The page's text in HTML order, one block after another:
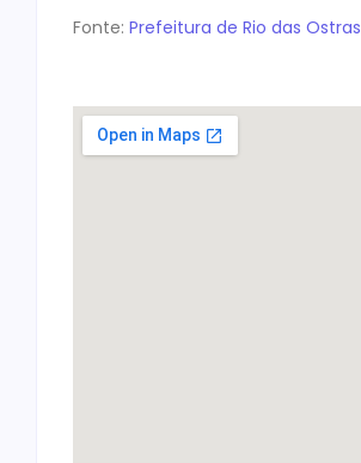
Fonte: Prefeitura de Rio das Ostras